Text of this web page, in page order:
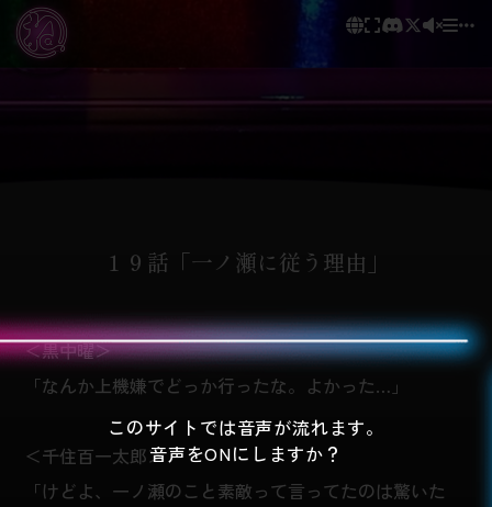
このサイトでは音声が流れます。
音声をONにしますか？
１９話「一ノ瀬に従う理由」
＜黒中曜＞
「なんか上機嫌でどっか行ったな。よかった…」
＜千住百一太郎＞
「けどよ、一ノ瀬のこと素敵って言ってたのは驚いた